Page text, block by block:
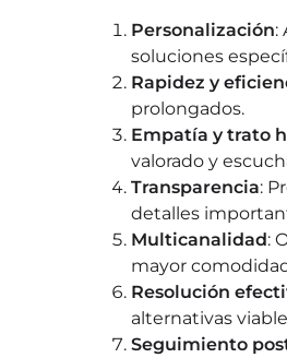
Personalización:
soluciones
Rapidez y
prolongados.
Empatía y trato
valorado y
Transparencia:
detalles
Multicanalidad:
mayor
Resolución
alternativas
Seguimiento